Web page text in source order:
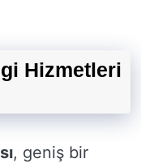
Hizmetleri
, geniş bir